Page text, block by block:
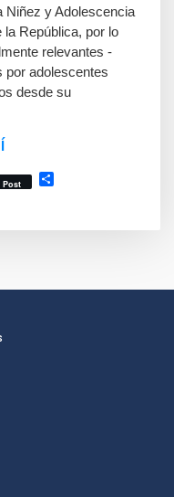
Niñez y Adolescencia
República, por lo
relevantes -
por adolescentes
desde su
Post